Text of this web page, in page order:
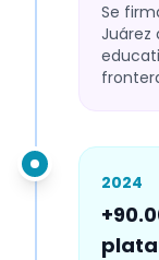
Se
Juárez
2024